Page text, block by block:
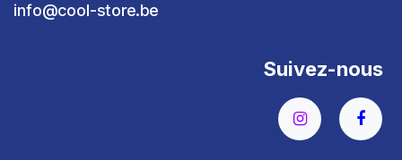
info@cool-store.be
Suivez-nous